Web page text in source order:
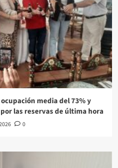
media del 73% y
las reservas de última hora
0